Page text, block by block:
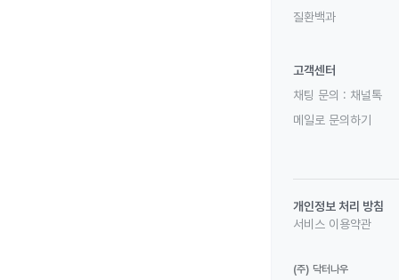
질환백과
고객센터
채팅 문의 : 채널톡
메일로 문의하기
개인정보 처리 방침
서비스 이용약관
(주) 닥터나우